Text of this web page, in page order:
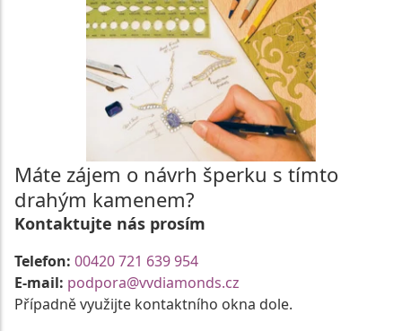
Máte zájem o návrh šperku s tímto
drahým kamenem?
Kontaktujte nás prosím
Telefon: 00420 721 639 954
E-mail: podpora@vvdiamonds.cz
Případně využijte kontaktního okna dole.